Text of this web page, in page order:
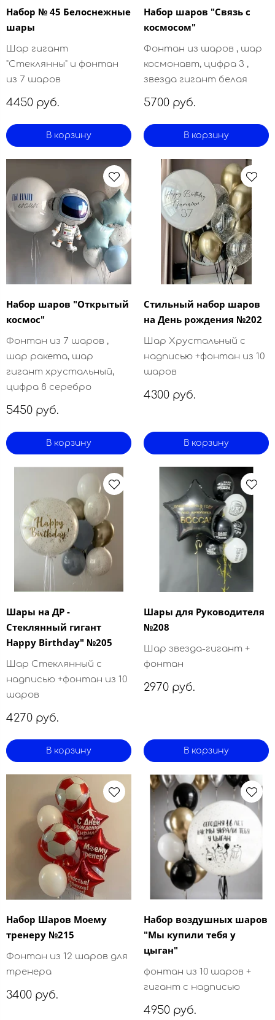
Набор № 45 Белоснежные
шары
Шар гигант
"Стеклянны" и фонтан
из 7 шаров
4450 руб.
В корзину
Набор шаров "Связь с
космосом"
Фонтан из шаров , шар
космонавт, цифра 3 ,
звезда гигант белая
5700 руб.
В корзину
Набор шаров "Открытый
космос"
Фонтан из 7 шаров ,
шар ракета, шар
гигант хрустальный,
цифра 8 серебро
5450 руб.
В корзину
Стильный набор шаров
на День рождения №202
Шар Хрустальный с
надписью +фонтан из 10
шаров
4300 руб.
В корзину
Шары на ДР -
Стеклянный гигант
Happy Birthday" №205
Шар Стеклянный с
надписью +фонтан из 10
шаров
4270 руб.
В корзину
Шары для Руководителя
№208
Шар звезда-гигант +
фонтан
2970 руб.
В корзину
Набор Шаров Моему
тренеру №215
Фонтан из 12 шаров для
тренера
3400 руб.
Набор воздушных шаров
"Мы купили тебя у
цыган"
фонтан из 10 шаров +
гигант с надписью
4950 руб.